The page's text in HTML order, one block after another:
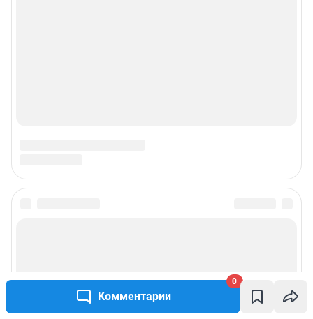
Комментарии
0